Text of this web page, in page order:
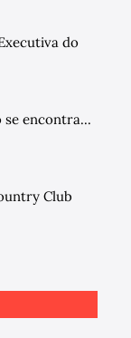
do
se encontra...
Club